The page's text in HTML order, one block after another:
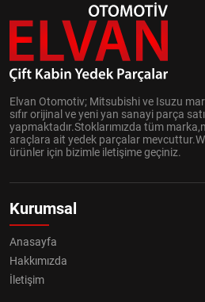
Elvan Otomotiv; Mitsubishi ve Isuzu
sıfır orijinal ve yeni yan sanayi parça
yapmaktadır.Stoklarımızda tüm
araçlara ait yedek parçalar
ürünler için bizimle iletişime geçiniz.
Kurumsal
Anasayfa
Hakkımızda
İletişim